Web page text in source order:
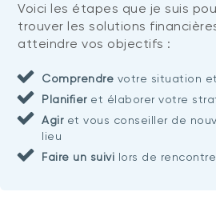
Voici les étapes que je suis
trouver les solutions
atteindre vos objectifs :
Comprendre votre situation
Planifieret élaborer votre
Agiret vous conseiller de
lieu
Faire un suivi lors de